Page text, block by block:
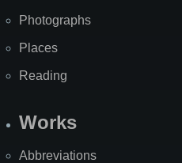
Photographs
Places
Reading
Works
Abbreviations